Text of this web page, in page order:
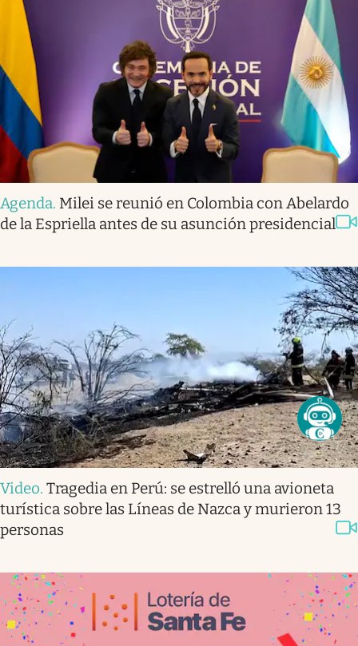
Agenda. Milei se reunió en Colombia con Abelardo
de la Espriella antes de su asunción presidencial
Video. Tragedia en Perú: se estrelló una avioneta
turística sobre las Líneas de Nazca y murieron 13
personas